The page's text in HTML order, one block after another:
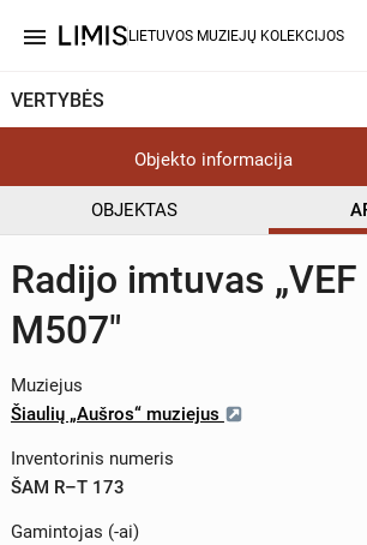
menu LIETUVOS MUZIEJŲ KOLEKCIJOS
VERTYBĖS
Objekto informacija
OBJEKTAS
Radijo imtuvas „VEF
M507"
Muziejus
Šiaulių „Aušros“ muziejus
Inventorinis numeris
ŠAM R–T 173
Gamintojas (-ai)